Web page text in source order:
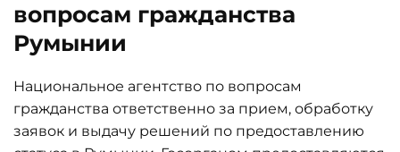
вопросам гражданства
Румынии
Национальное агентство по вопросам
гражданства ответственно за прием, обработку
заявок и выдачу решений по предоставлению